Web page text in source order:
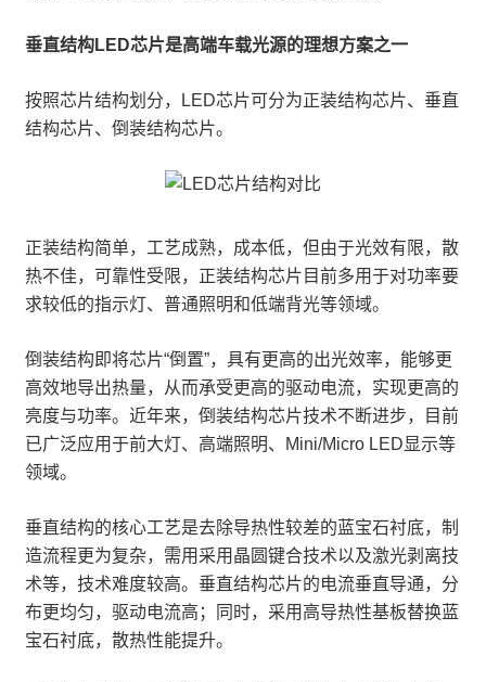
垂直结构LED芯片是高端车载光源的理想方案之一
按照芯片结构划分，LED芯片可分为正装结构芯片、垂直
结构芯片、倒装结构芯片。
正装结构简单，工艺成熟，成本低，但由于光效有限，散
热不佳，可靠性受限，正装结构芯片目前多用于对功率要
求较低的指示灯、普通照明和低端背光等领域。
倒装结构即将芯片“倒置”，具有更高的出光效率，能够更
高效地导出热量，从而承受更高的驱动电流，实现更高的
亮度与功率。近年来，倒装结构芯片技术不断进步，目前
已广泛应用于前大灯、高端照明、Mini/Micro LED显示等
领域。
垂直结构的核心工艺是去除导热性较差的蓝宝石衬底，制
造流程更为复杂，需用采用晶圆键合技术以及激光剥离技
术等，技术难度较高。垂直结构芯片的电流垂直导通，分
布更均匀，驱动电流高；同时，采用高导热性基板替换蓝
宝石衬底，散热性能提升。